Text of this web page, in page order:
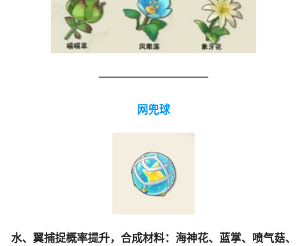
——————————
网兜球
水、翼捕捉概率提升，合成材料：海神花、蓝掌、喷气菇、